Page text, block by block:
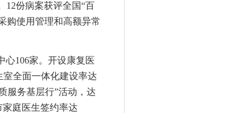
12份病案获评全国“百
购使用管理和高额异常
心106家。开设康复医
室全面一体化建设率达
服务基层行”活动，达
庭医生签约率达